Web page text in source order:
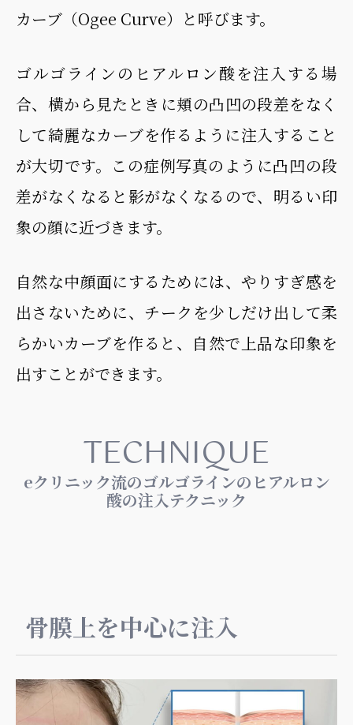
カーブ（Ogee Curve）と呼びます。
ゴルゴラインのヒアルロン酸を注入する場
合、横から見たときに頬の凸凹の段差をなく
して綺麗なカーブを作るように注入すること
が大切です。この症例写真のように凸凹の段
差がなくなると影がなくなるので、明るい印
象の顔に近づきます。
自然な中顔面にするためには、やりすぎ感を
出さないために、チークを少しだけ出して柔
らかいカーブを作ると、自然で上品な印象を
出すことができます。
TECHNIQUE
eクリニック流のゴルゴラインのヒアルロン
酸の注入テクニック
骨膜上を中心に注入